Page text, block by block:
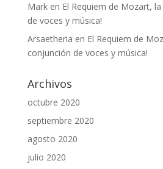
Marken El Requiem de Mozart,
de voces y música!
Arsaetheria en El Requiem de
conjunción de voces y música!
Archivos
octubre 2020
septiembre 2020
agosto 2020
julio 2020